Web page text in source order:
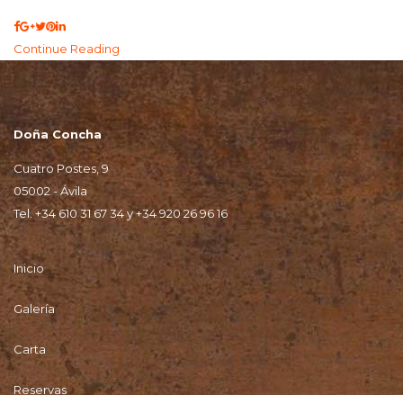
Continue Reading
Doña Concha
Cuatro Postes, 9
05002 - Ávila
Tel. +34 610 31 67 34y+34 920 26 96 16
Inicio
Galería
Carta
Reservas